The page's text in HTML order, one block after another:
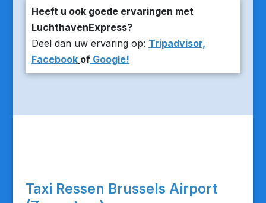
Heeft u ook goede ervaringen met
LuchthavenExpress?
Deel dan uw ervaring op: Tripadvisor,
Facebook ofGoogle!
Taxi Ressen Brussels Airport